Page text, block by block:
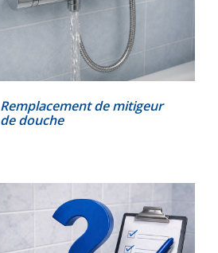
Remplacement de mitigeur
de douche